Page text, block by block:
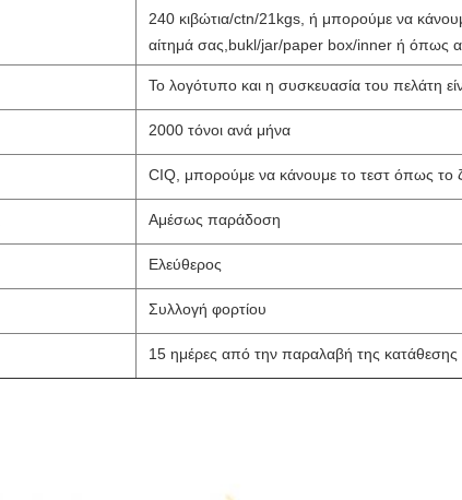
240 κιβώτια/ctn/21kgs, ή μπορούμε να
αίτημά σας,bukl/jar/paper box/inner ή όπως
Το λογότυπο και η συσκευασία του πελάτη
2000 τόνοι ανά μήνα
CIQ, μπορούμε να κάνουμε το τεστ όπως το
Αμέσως παράδοση
Ελεύθερος
Συλλογή φορτίου
15 ημέρες από την παραλαβή της κατάθεσης